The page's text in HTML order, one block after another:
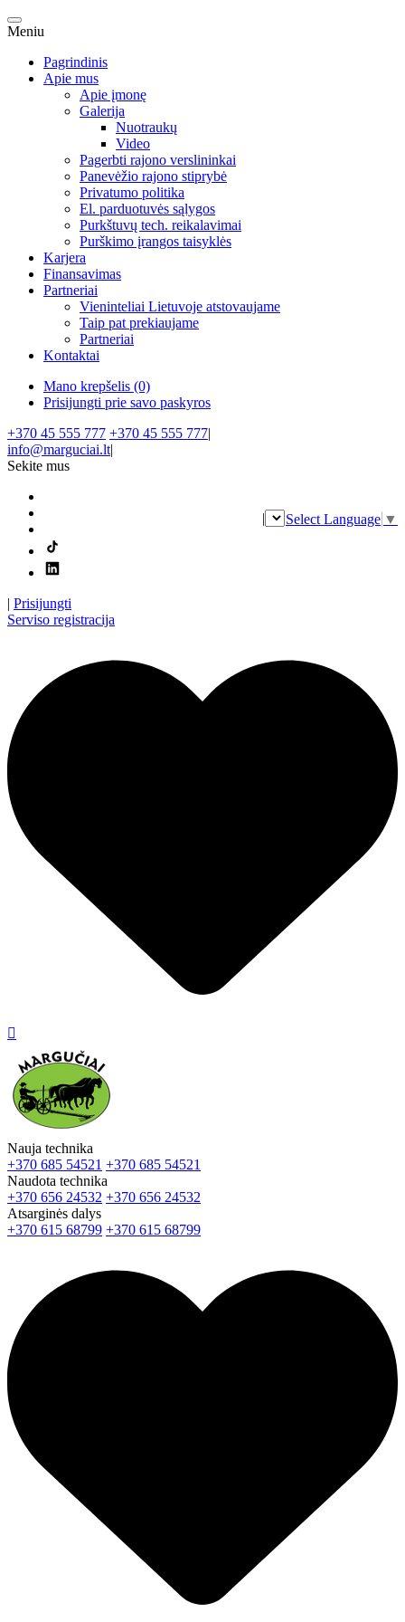
Meniu
Pagrindinis
Apie mus
Apie įmonę
Galerija
Nuotraukų
Video
Pagerbti rajono verslininkai
Panevėžio rajono stiprybė
Privatumo politika
El. parduotuvės sąlygos
Purkštuvų tech. reikalavimai
Purškimo įrangos taisyklės
Karjera
Finansavimas
Partneriai
Vieninteliai Lietuvoje atstovaujame
Taip pat prekiaujame
Partneriai
Kontaktai
Mano krepšelis (0)
Prisijungti prie savo paskyros
+370 45 555 777 +370 45 555 777|
info@marguciai.lt|
Sekite mus
| Prisijungti
| Select Language ▼
Serviso registracija

Nauja technika
+370 685 54521 +370 685 54521
Naudota technika
+370 656 24532 +370 656 24532
Atsarginės dalys
+370 615 68799 +370 615 68799